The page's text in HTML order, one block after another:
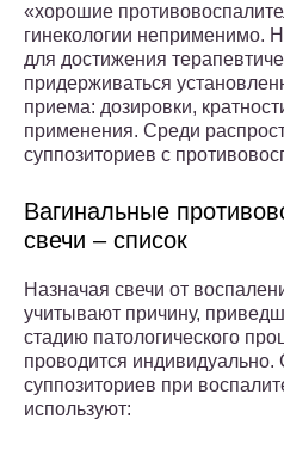
«хорошие
гинекологии неприменимо.
для достижения
придерживаться
приема: дозировки,
применения. Среди
суппозиториев с
Вагинальные
свечи – список
Назначая свечи от
учитывают причину,
стадию патологического
проводится
суппозиториев при
используют: